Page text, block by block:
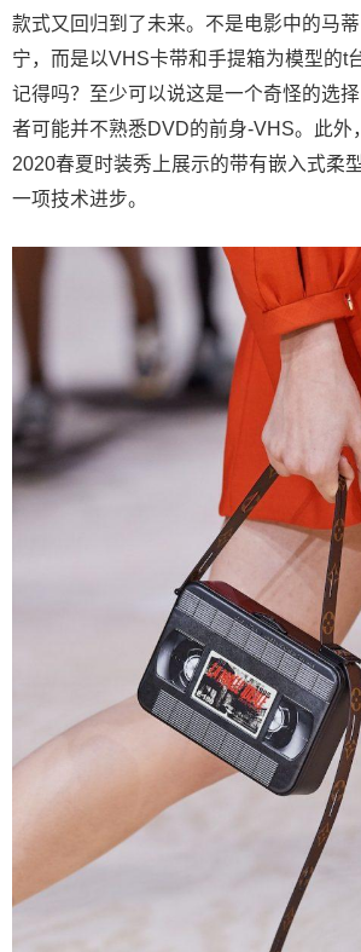
款式又回归到了未来。不是电影中的马
宁，而是以VHS卡带和手提箱为模型的t
记得吗？至少可以说这是一个奇怪的选
者可能并不熟悉DVD的前身-VHS。此外
2020春夏时装秀上展示的带有嵌入式柔
一项技术进步。